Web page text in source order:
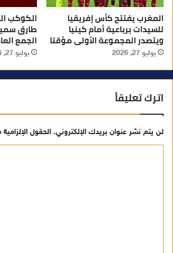
المغرب يفتتح كأس إفريقيا
للسيدات برباعية أمام كينيا
ويتصدر المجموعة الأولى مؤقتا
يوليو 27, 2026
الكوكب
طارق
الجمع
يوليو 27, 2026
اترك تعليقاً
لن يتم نشر عنوان بريدك الإلكتروني. الحقول الإلزامية